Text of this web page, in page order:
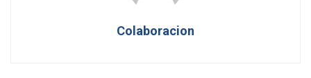
Colaboracion